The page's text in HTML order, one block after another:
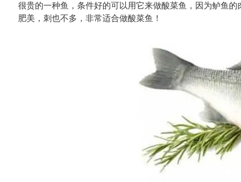
很贵的一种鱼，条件好的可以用它来做酸菜鱼，因为鲈鱼
肥美，刺也不多，非常适合做酸菜鱼！